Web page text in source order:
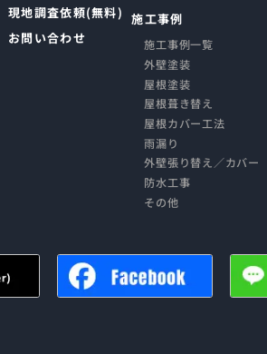
現地調査依頼(無料)
お問い合わせ
施工事例
施工事例一覧
外壁塗装
屋根塗装
屋根葺き替え
屋根カバー工法
雨漏り
外壁張り替え／カバー
防水工事
その他